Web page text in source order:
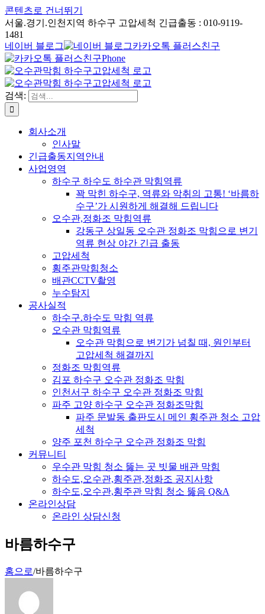
콘텐츠로 건너뛰기
서울.경기.인천지역 하수구 고압세척 긴급출동 : 010-9119-
1481
네이버 블로그
카카오톡 플러스친구
Phone
검색:
회사소개
인사말
긴급출동지역안내
사업영역
하수구 하수도 하수관 막힘역류
꽉 막힌 하수구, 역류와 악취의 고통! ‘바름하
수구’가 시원하게 해결해 드립니다
오수관,정화조 막힘역류
강동구 상일동 오수관 정화조 막힘으로 변기
역류 현상 야간 긴급 출동
고압세척
횡주관막힘청소
배관CCTV촬영
누수탐지
공사실적
하수구.하수도 막힘 역류
오수관 막힘역류
오수관 막힘으로 변기가 넘칠 때, 원인부터
고압세척 해결까지
정화조 막힘역류
김포 하수구 오수관 정화조 막힘
인천서구 하수구 오수관 정화조 막힘
파주 고양 하수구 오수관 정화조막힘
파주 문발동 출판도시 메인 횡주관 청소 고압
세척
양주 포천 하수구 오수관 정화조 막힘
커뮤니티
우수관 막힘 청소 뚫는 곳 빗물 배관 막힘
하수도,오수관,횡주관,정화조 공지사항
하수도,오수관,횡주관 막힘 청소 뚫음 Q&A
온라인상담
온라인 상담신청
바름하수구
홈으로/바름하수구